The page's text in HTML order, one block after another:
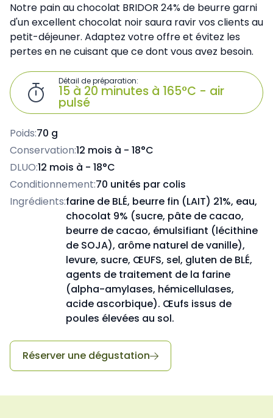
Notre pain au chocolat BRIDOR 24% de beurre garni
d'un excellent chocolat noir saura ravir vos clients au
petit-déjeuner. Adaptez votre offre et évitez les
pertes en ne cuisant que ce dont vous avez besoin.

Détail de préparation:
15 à 20 minutes à 165°C - air
pulsé
Poids:70 g
Conservation:12 mois à - 18°C
DLUO:12 mois à - 18°C
Conditionnement:70 unités par colis
Ingrédients:farine de BLÉ, beurre fin (LAIT) 21%, eau,
chocolat 9% (sucre, pâte de cacao,
beurre de cacao, émulsifiant (lécithine
de SOJA), arôme naturel de vanille),
levure, sucre, ŒUFS, sel, gluten de BLÉ,
agents de traitement de la farine
(alpha-amylases, hémicellulases,
acide ascorbique). Œufs issus de
poules élevées au sol.
Réserver une dégustation